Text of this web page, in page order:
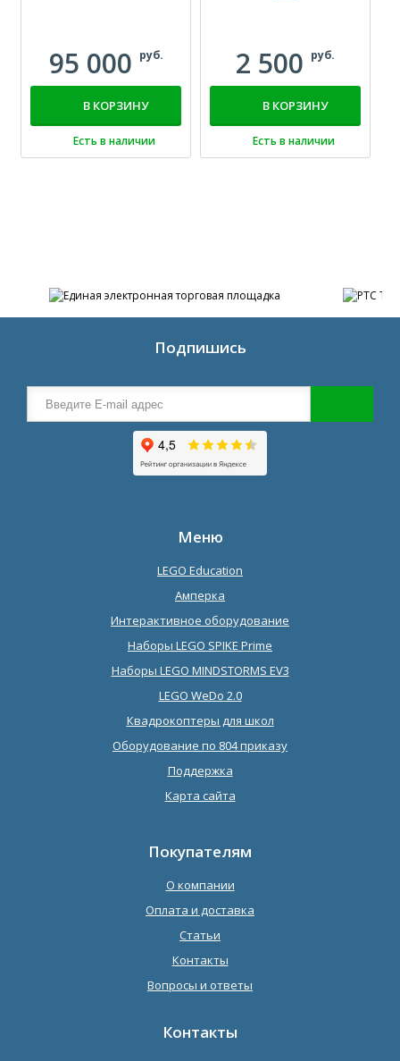
95 000 руб.
В КОРЗИНУ
Есть в наличии
2 500 руб.
В КОРЗИНУ
Есть в наличии
Подпишись
Меню
LEGO Education
Амперка
Интерактивное оборудование
Наборы LEGO SPIKE Prime
Наборы LEGO MINDSTORMS EV3
LEGO WeDo 2.0
Квадрокоптеры для школ
Оборудование по 804 приказу
Поддержка
Карта сайта
Покупателям
О компании
Оплата и доставка
Статьи
Контакты
Вопросы и ответы
Контакты